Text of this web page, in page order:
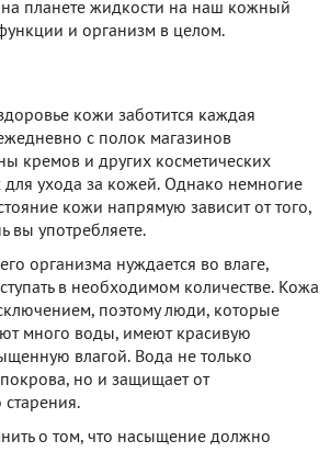
планете жидкости на наш кожный
и организм в целом.
кожи заботится каждая
с полок магазинов
кремов и других косметических
для ухода за кожей. Однако немногие
кожи напрямую зависит от того,
вы употребляете.
организма нуждается во влаге,
в необходимом количестве. Кожа
поэтому люди, которые
много воды, имеют красивую
влагой. Вода не только
покрова, но и защищает от
о том, что насыщение должно